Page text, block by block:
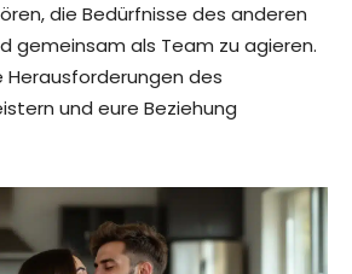
die Bedürfnisse des anderen
gemeinsam als Team zu agieren.
Herausforderungen des
und eure Beziehung